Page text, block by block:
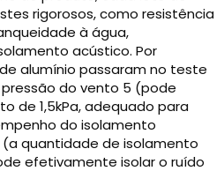
rigorosos, como resistência
à água,
acústico. Por
alumínio passaram no teste
do vento 5 (pode
de 1,5kPa, adequado para
do isolamento
quantidade de isolamento
efetivamente isolar o ruído